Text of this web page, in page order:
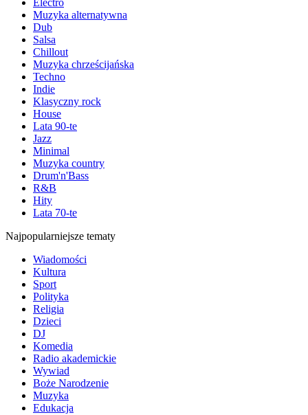
Electro
Muzyka alternatywna
Dub
Salsa
Chillout
Muzyka chrześcijańska
Techno
Indie
Klasyczny rock
House
Lata 90-te
Jazz
Minimal
Muzyka country
Drum'n'Bass
R&B
Hity
Lata 70-te
Najpopularniejsze tematy
Wiadomości
Kultura
Sport
Polityka
Religia
Dzieci
DJ
Komedia
Radio akademickie
Wywiad
Boże Narodzenie
Muzyka
Edukacja